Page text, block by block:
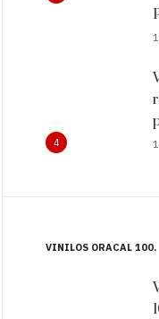
4
VINILOS ORACAL 100